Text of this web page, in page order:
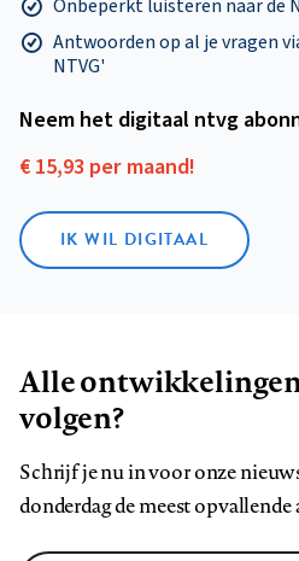
Onbeperkt luisteren naar de
Antwoorden op al je vragen
NTVG'
Neem het digitaal ntvg
€ 15,93 per maand!
IK WIL DIGITAAL
Alle
volgen?
Schrijf je nu in voor onze
donderdag de meest